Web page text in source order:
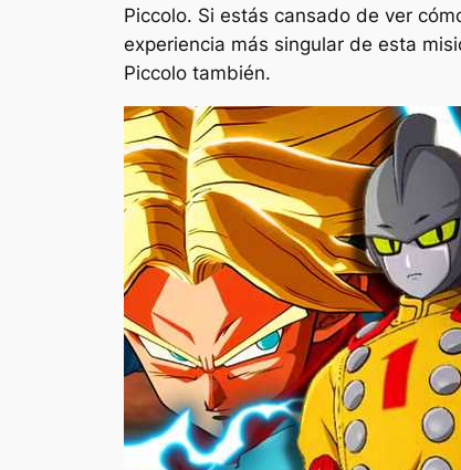
Piccolo. Si estás cansado de ver
experiencia más singular de esta
Piccolo también.